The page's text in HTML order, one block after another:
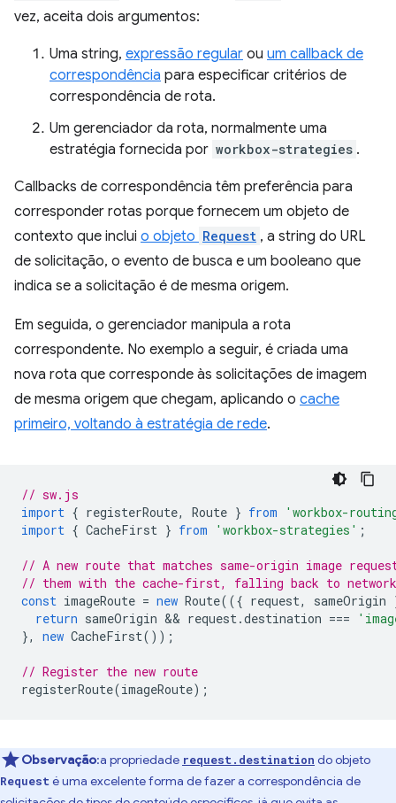
vez, aceita dois argumentos:
Uma string, expressão regular ou um callback de
correspondência para especificar critérios de
correspondência de rota.
Um gerenciador da rota, normalmente uma
estratégia fornecida por workbox-strategies .
Callbacks de correspondência têm preferência para
corresponder rotas porque fornecem um objeto de
contexto que inclui o objeto Request , a string do URL
de solicitação, o evento de busca e um booleano que
indica se a solicitação é de mesma origem.
Em seguida, o gerenciador manipula a rota
correspondente. No exemplo a seguir, é criada uma
nova rota que corresponde às solicitações de imagem
de mesma origem que chegam, aplicando o cache
primeiro, voltando à estratégia de rede.
// sw.js
import { registerRoute, Route } from
'workbox-
import { CacheFirst } from 'workbox-strategies' ;
// A new route that matches same-origin image
// them with the cache-first, falling back to
const imageRoute = new Route(({ request, sameOrigin
return sameOrigin && request.destination ===
},
new CacheFirst());
// Register the new route
registerRoute(imageRoute);
Observação:a propriedade request.destination do objeto
Request é uma excelente forma de fazer a correspondência de